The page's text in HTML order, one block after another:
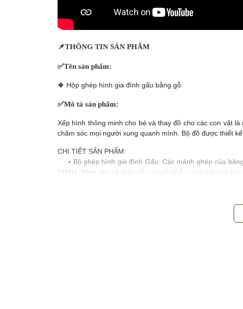
📌THÔNG TIN SẢN PHẨM
✅Tên sản phẩm:
🍀 Hộp ghép hình gia đình gấu bằng gỗ
✅Mô tả sản phẩm:
Xếp hình thông minh cho bé và thay đồ cho các con vật
chăm sóc mọi người xung quanh mình. Bộ đồ được thiết
CHI TIẾT SẢN PHẨM:
▪️ Bộ ghép hình gia đình Gấu: Các mảnh ghép của
NHAU, đáng yêu và màu sắc rực rỡ nhằm giúp trẻ hào
▪️ Màu sắc sản phẩm tươi sáng, bắt mắt, thiết kế ngộ
▪️ Chất liệu sản phẩm an toàn, ba mẹ hoàn toàn yên
Tổng kho TUTIKIDS – Tổng kho sỉ miền Bắc chuyên sỉ